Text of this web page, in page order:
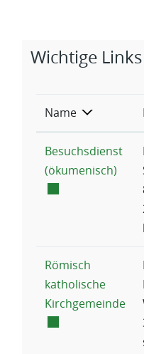
Zugehörige
Wichtige Links
Name
Besuchsdienst
(ökumenisch)
Römisch
katholische
Kirchgemeinde